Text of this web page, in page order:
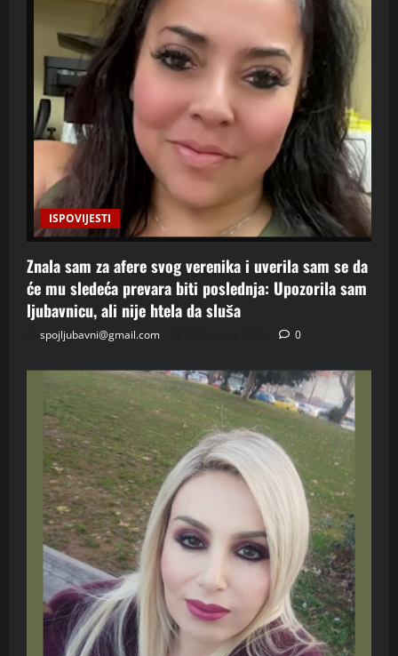
ISPOVIJESTI
Znala sam za afere svog verenika i uverila sam se da
će mu sledeća prevara biti poslednja: Upozorila sam
ljubavnicu, ali nije htela da sluša
spojljubavni@gmail.com 0